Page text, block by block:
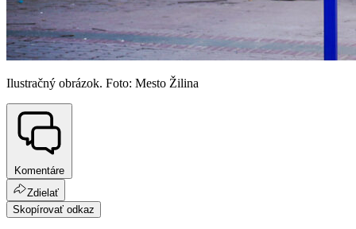
Ilustračný obrázok. Foto: Mesto Žilina
Komentáre
Zdielať
Skopírovať odkaz